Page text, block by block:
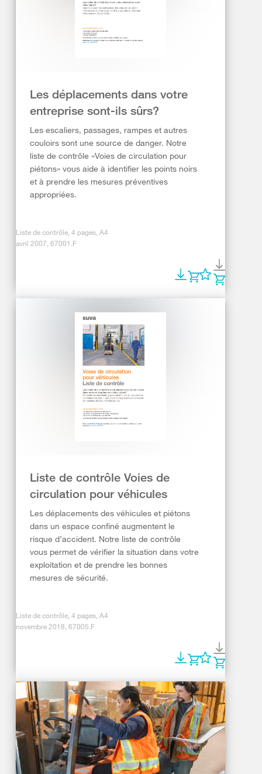
Les déplacements dans votre
entreprise sont-ils sûrs?
Les escaliers, passages, rampes et autres
couloirs sont une source de danger. Notre
liste de contrôle «Voies de circulation pour
piétons» vous aide à identifier les points noirs
et à prendre les mesures préventives
appropriées.
Liste de contrôle, 4 pages, A4
avril 2007, 67001.F
Liste de contrôle Voies de
circulation pour véhicules
Les déplacements des véhicules et piétons
dans un espace confiné augmentent le
risque d’accident. Notre liste de contrôle
vous permet de vérifier la situation dans votre
exploitation et de prendre les bonnes
mesures de sécurité.
Liste de contrôle, 4 pages, A4
novembre 2018, 67005.F